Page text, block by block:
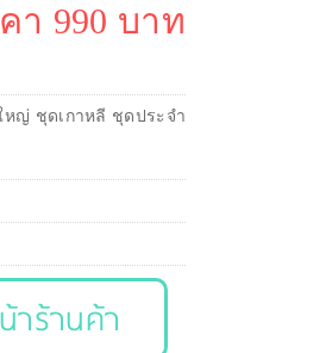
า 990 บาท
ญ่ ชุดเกาหลี ชุดประจำ
าร้านค้า